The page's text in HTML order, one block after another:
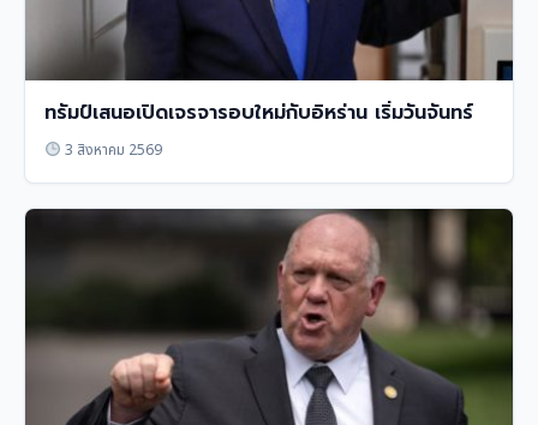
ทรัมป์เสนอเปิดเจรจารอบใหม่กับอิหร่าน เริ่มวันจันทร์
3 สิงหาคม 2569